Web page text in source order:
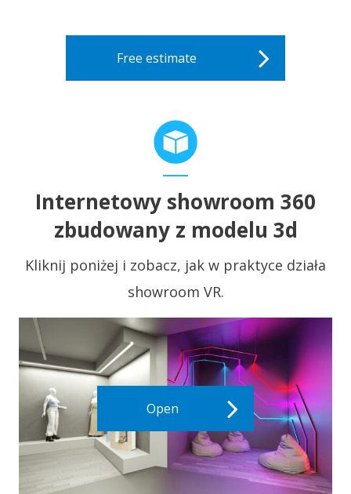
Free estimate
Internetowy showroom 360
zbudowany z modelu 3d
Kliknij poniżej i zobacz, jak w praktyce działa
showroom VR.
Open